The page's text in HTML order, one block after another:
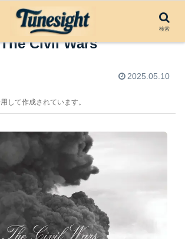
ビュー：The Civil
Civil Wars
2025.05.10
して作成されています。
検索